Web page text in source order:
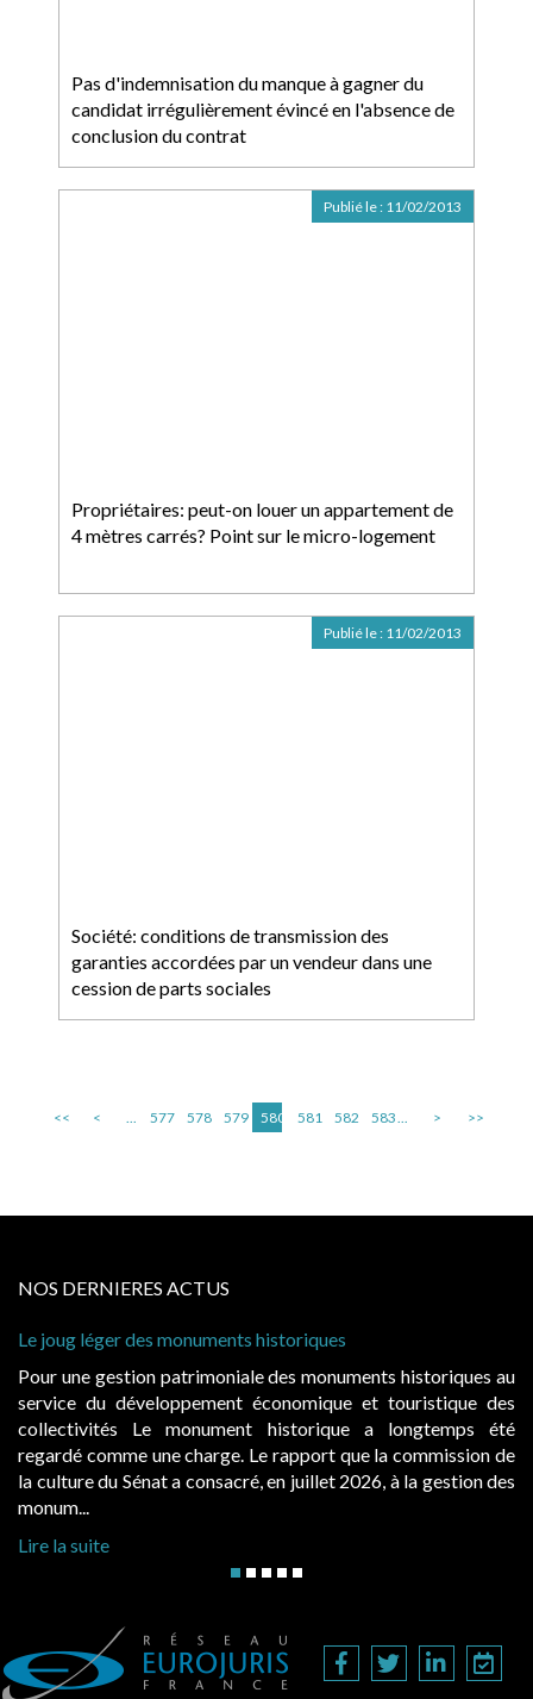
Pas d'indemnisation du manque à gagner du
candidat irrégulièrement évincé en l'absence de
conclusion du contrat
Propriétaires: peut-on louer un appartement de
4 mètres carrés? Point sur le micro-logement
Publié le : 11/02/2013
Société: conditions de transmission des
garanties accordées par un vendeur dans une
cession de parts sociales
Publié le : 11/02/2013
<< < ... 577 578 579 580 581 582 583... > >>
NOS DERNIERES ACTUS
Le joug léger des monuments historiques
Pour une gestion patrimoniale des monuments historiques au
service du développement économique et touristique des
collectivités Le monument historique a longtemps été
regardé comme une charge. Le rapport que la commission de
la culture du Sénat a consacré, en juillet 2026, à la gestion des
monum...
Lire la suite